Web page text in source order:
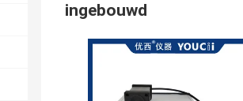
ingebouwd